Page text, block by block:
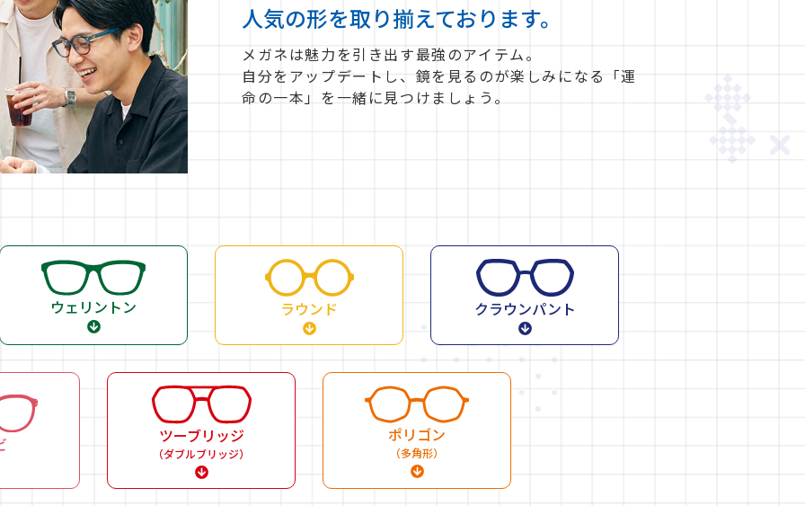
人気の形を取り揃えております。
メガネは魅力を引き出す最強のアイテム。
自分をアップデートし、鏡を見るのが楽しみになる「運
命の一本」を一緒に見つけましょう。
ウェリントン ラウンド クラウンパント
ツーブリッジ
（ダブルブリッジ）
ポリゴン
（多角形）